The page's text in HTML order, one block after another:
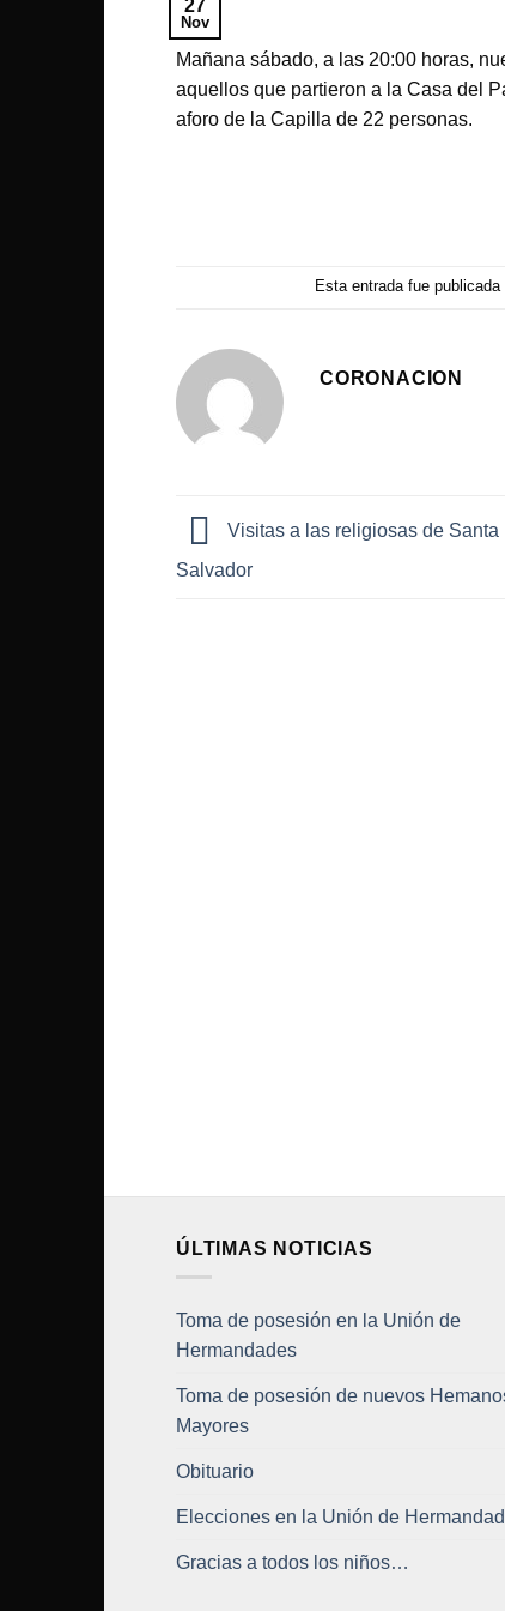
27
Nov
Mañana sábado, a las 20:00 horas,
aquellos que partieron a la Casa del
aforo de la Capilla de 22 personas.
Esta entrada fue publicada
CORONACION
Visitas a las religiosas de Santa
Salvador
ÚLTIMAS NOTICIAS
Toma de posesión en la Unión de
Hermandades
Toma de posesión de nuevos
Mayores
Obituario
Elecciones en la Unión de
Gracias a todos los niños…